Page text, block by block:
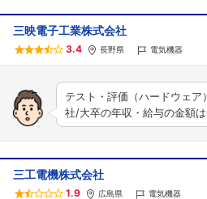
三映電子工業株式会社
3.4 長野県 電気機器
テスト・評価（ハードウェ
社/大卒の年収・給与の金額
三工電機株式会社
1.9 広島県 電気機器